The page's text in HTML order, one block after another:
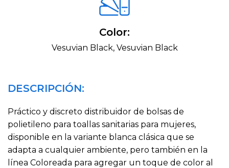
Color:
Vesuvian Black, Vesuvian Black
DESCRIPCIÓN:
Práctico y discreto distribuidor de bolsas de
polietileno para toallas sanitarias para mujeres,
disponible en la variante blanca clásica que se
adapta a cualquier ambiente, pero también en la
línea Coloreada para agregar un toque de color al